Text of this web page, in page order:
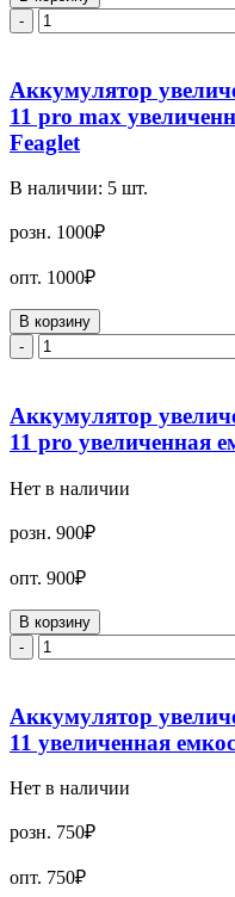
-
Аккумулятор
11 pro max
Feaglet
В наличии: 5 шт.
розн. 1000₽
опт. 1000₽
В корзину
-
Аккумулятор
11 pro увеличенная
Нет в наличии
розн. 900₽
опт. 900₽
В корзину
-
Аккумулятор
11 увеличенная
Нет в наличии
розн. 750₽
опт. 750₽